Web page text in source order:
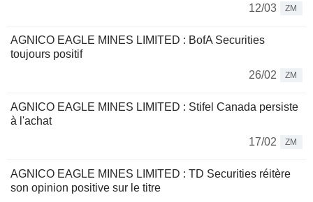
12/03
ZM
AGNICO EAGLE MINES LIMITED : BofA Securities
toujours positif
26/02
ZM
AGNICO EAGLE MINES LIMITED : Stifel Canada persiste
à l'achat
17/02
ZM
AGNICO EAGLE MINES LIMITED : TD Securities réitère
son opinion positive sur le titre